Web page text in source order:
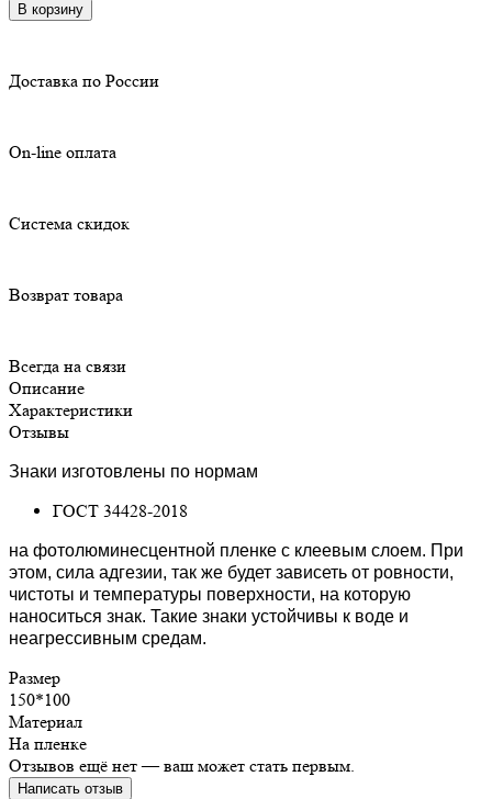
В корзину
Доставка по России
On-line оплата
Система скидок
Возврат товара
Всегда на связи
Описание
Характеристики
Отзывы
Знаки изготовлены по нормам
ГОСТ 34428-2018
на фотолюминесцентной пленке с клеевым слоем. При
этом, сила адгезии, так же будет зависеть от ровности,
чистоты и температуры поверхности, на которую
наноситься знак. Такие знаки устойчивы к воде и
неагрессивным средам.
Размер
150*100
Материал
На пленке
Отзывов ещё нет — ваш может стать первым.
Написать отзыв